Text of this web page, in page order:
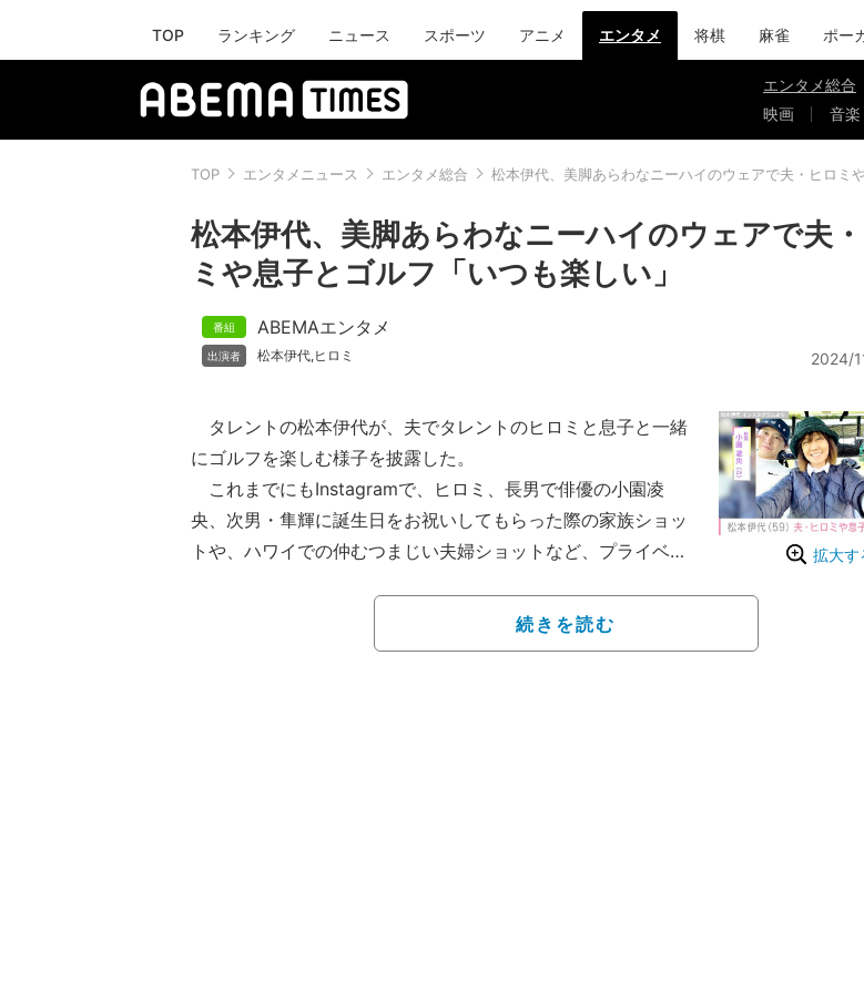
TOP ランキング ニュース スポーツ アニメ エンタメ 将棋 麻雀 ポー
エンタメ総合
映画
音楽
TOP エンタメニュース エンタメ総合 松本伊代、美脚あらわなニーハイのウェアで夫・ヒロミ
松本伊代、美脚あらわなニーハイのウェアで夫
ミや息子とゴルフ「いつも楽しい」
ABEMAエンタメ
松本伊代,ヒロミ 2024/
拡大す
タレントの松本伊代が、夫でタレントのヒロミと息子と一緒
にゴルフを楽しむ様子を披露した。
これまでにもInstagramで、ヒロミ、長男で俳優の小園凌
央、次男・隼輝に誕生日をお祝いしてもらった際の家族ショッ
トや、ハワイでの仲むつまじい夫婦ショットなど、プライベー
20日は、「とても天気が良かった11月。ゴルフ日和の日。家
族ゴルフ 行ける時に行っとかないと。いつも楽しい」とつづ
続きを読む